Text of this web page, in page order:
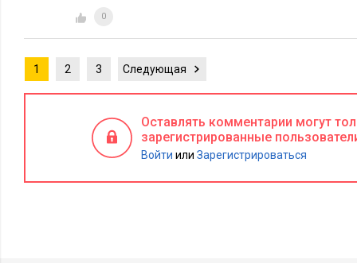
0
1 2 3 Следующая
Оставлять комментарии могут
зарегистрированные
Войти или Зарегистрироваться